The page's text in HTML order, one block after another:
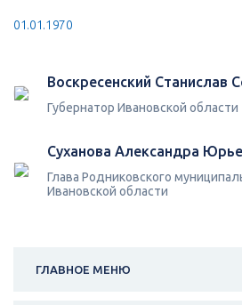
01.01.1970
Воскресенский Станислав
Губернатор Ивановской области
Суханова Александра
Глава Родниковского
Ивановской области
ГЛАВНОЕ МЕНЮ